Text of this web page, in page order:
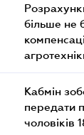
більше не
Кабмін
передати
чоловіків